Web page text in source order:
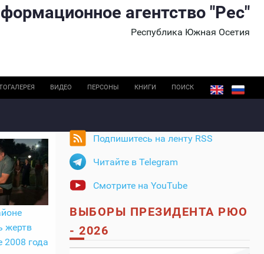
агентство "Рес"
Республика Южная Осетия
ВИДЕО ПЕРСОНЫ КНИГИ ПОИСК
жертв
2008 года
Подпишитесь на ленту RSS
Читайте в Telegram
Смотрите на YouTube
ВЫБОРЫ ПРЕЗИДЕНТА РЮО
- 2026